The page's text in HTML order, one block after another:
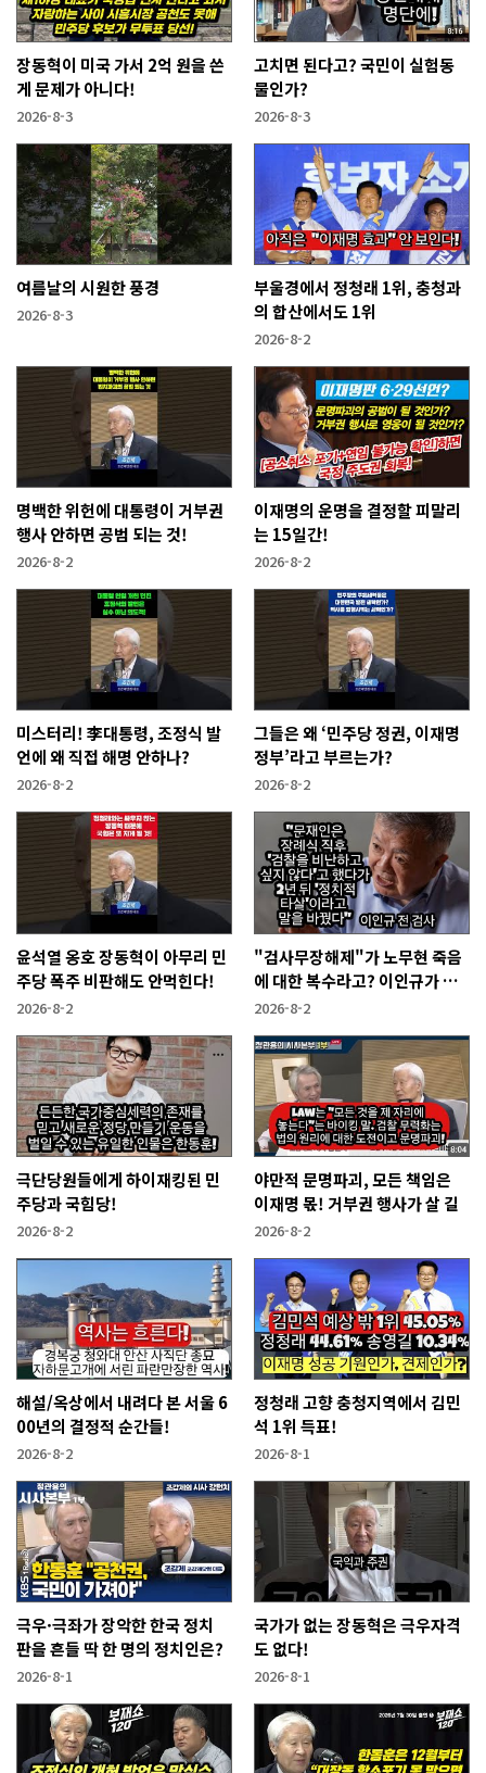
장동혁이 미국 가서 2억 원을 쓴
게 문제가 아니다!
2026-8-3
고치면 된다고? 국민이 실험동
물인가?
2026-8-3
여름날의 시원한 풍경
2026-8-3
부울경에서 정청래 1위, 충청과
의 합산에서도 1위
2026-8-2
명백한 위헌에 대통령이 거부권
행사 안하면 공범 되는 것!
2026-8-2
이재명의 운명을 결정할 피말리
는 15일간!
2026-8-2
미스터리! 李대통령, 조정식 발
언에 왜 직접 해명 안하나?
2026-8-2
그들은 왜 ‘민주당 정권, 이재명
정부’라고 부르는가?
2026-8-2
윤석열 옹호 장동혁이 아무리 민
주당 폭주 비판해도 안먹힌다!
2026-8-2
"검사무장해제"가 노무현 죽음
에 대한 복수라고? 이인규가 답
한다!
2026-8-2
극단당원들에게 하이재킹된 민
주당과 국힘당!
2026-8-2
야만적 문명파괴, 모든 책임은
이재명 몫! 거부권 행사가 살 길
2026-8-2
해설/옥상에서 내려다 본 서울 6
00년의 결정적 순간들!
2026-8-2
정청래 고향 충청지역에서 김민
석 1위 득표!
2026-8-1
극우·극좌가 장악한 한국 정치
판을 흔들 딱 한 명의 정치인은?
2026-8-1
국가가 없는 장동혁은 극우자격
도 없다!
2026-8-1